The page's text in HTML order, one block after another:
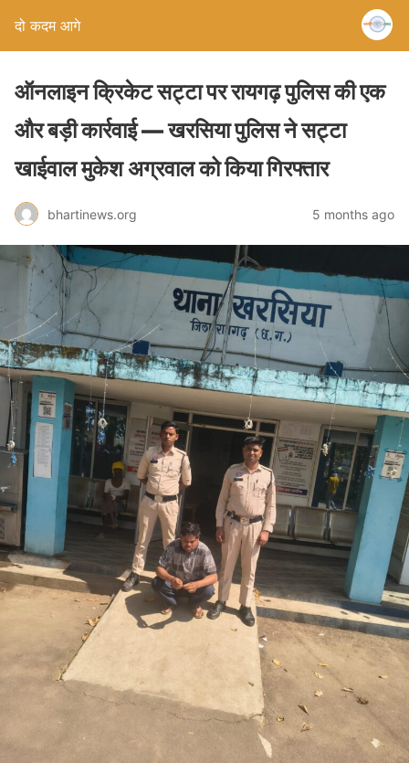
दो कदम आगे
ऑनलाइन क्रिकेट सट्टा पर रायगढ़ पुलिस की एक
और बड़ी कार्रवाई — खरसिया पुलिस ने सट्टा
खाईवाल मुकेश अग्रवाल को किया गिरफ्तार
bhartinews.org 5 months ago